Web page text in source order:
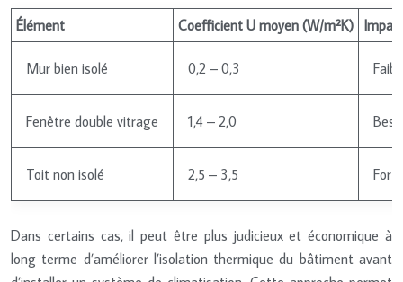
Élément Coefficient U moyen (W/m²K)
Mur bien isolé 0,2 – 0,3
Fenêtre double vitrage 1,4 – 2,0
Toit non isolé 2,5 – 3,5 Fort
Dans certains cas, il peut être plus judicieux et économique à
long terme d’améliorer l’isolation thermique du bâtiment avant